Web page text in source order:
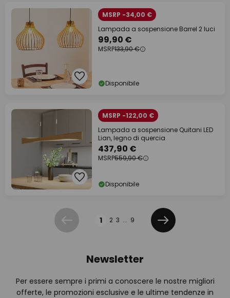
MSRP -34,00 €
Lampada a sospensione Barrel 2 luci
99,90 €
MSRP133,90 €
Disponibile
MSRP -122,00 €
Lampada a sospensione Quitani LED
Lian, legno di quercia
437,90 €
MSRP559,90 €
Disponibile
Precedente 1 2 3 ... 9
Prossimo
Newsletter
Per essere sempre i primi a conoscere le nostre migliori
offerte, le promozioni esclusive e le ultime tendenze in